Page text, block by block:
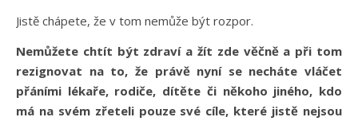
Jistě chápete, že v tom nemůže být rozpor.
Nemůžete chtít být zdraví a žít zde věčně a při tom
rezignovat na to, že právě nyní se necháte vláčet
přáními lékaře, rodiče, dítěte či někoho jiného, kdo
má na svém zřeteli pouze své cíle, které jistě nejsou